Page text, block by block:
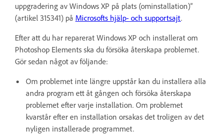
uppgradering av Windows XP på plats (ominstallation)”
(artikel 315341) på Microsofts hjälp- och supportsajt.
Efter att du har reparerat Windows XP och installerat om
Photoshop Elements ska du försöka återskapa problemet.
Gör sedan något av följande:
Om problemet inte längre uppstår kan du installera alla
andra program ett åt gången och försöka återskapa
problemet efter varje installation. Om problemet
kvarstår efter en installation orsakas det troligen av det
nyligen installerade programmet.